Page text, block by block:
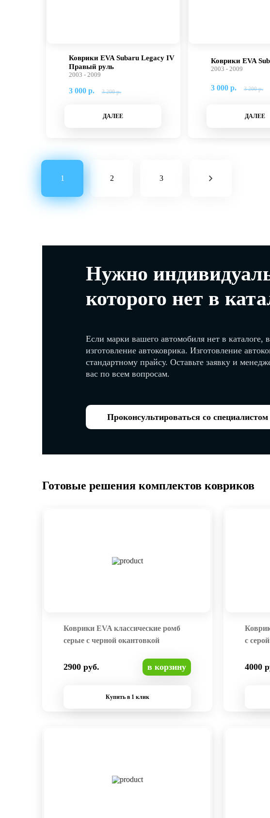
Коврики EVA Subaru Legacy IV
Правый руль
2003 - 2009
3 000 р. 3 200 р.
ДАЛЕЕ
Коврики EVA
2003 - 2009
3 000 р. 3 200 р.
ДАЛЕЕ
1 2 3
Нужно
которого нет в
Если марки вашего автомобиля нет в каталоге,
изготовление автоковрика. Изготовление
стандартному прайсу. Оставьте заявку и
вас по всем вопросам.
Проконсультироваться со специалистом
Готовые решения комплектов ковриков
Коврики EVA классические ромб
серые с черной окантовкой
2900 руб. в корзину
Купить в 1 клик
с
4000